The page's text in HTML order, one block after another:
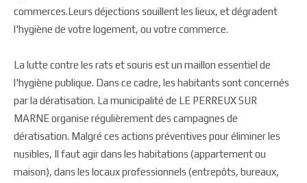
commerces.Leurs déjections souillent les lieux, et dégradent
l'hygiène de votre logement, ou votre commerce.
La lutte contre les rats et souris est un maillon essentiel de
l'hygiène publique. Dans ce cadre, les habitants sont concernés
par la dératisation. La municipalité de LE PERREUX SUR
MARNE organise régulièrement des campagnes de
dératisation. Malgré ces actions préventives pour éliminer les
nusibles, Il faut agir dans les habitations (appartement ou
maison), dans les locaux professionnels (entrepôts, bureaux,